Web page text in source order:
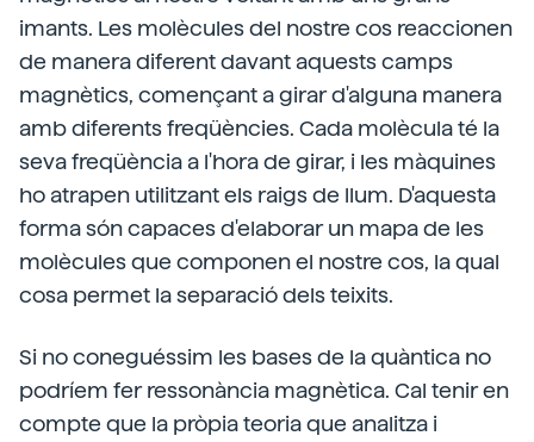
imants. Les molècules del nostre cos reaccionen
de manera diferent davant aquests camps
magnètics, començant a girar d'alguna manera
amb diferents freqüències. Cada molècula té la
seva freqüència a l'hora de girar, i les màquines
ho atrapen utilitzant els raigs de llum. D'aquesta
forma són capaces d'elaborar un mapa de les
molècules que componen el nostre cos, la qual
cosa permet la separació dels teixits.
Si no coneguéssim les bases de la quàntica no
podríem fer ressonància magnètica. Cal tenir en
compte que la pròpia teoria que analitza i